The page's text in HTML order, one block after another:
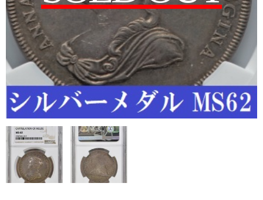
各種代行
ご注文の流れ